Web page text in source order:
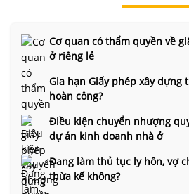
Cơ quan có thẩm quyền về
ở riêng lẻ
Gia hạn Giấy phép xây
hoàn công?
Điều kiện chuyển nhượng
dự án kinh doanh nhà ở
Đang làm thủ tục ly hôn, vợ
thừa kế không?